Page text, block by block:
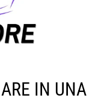
IN UNA